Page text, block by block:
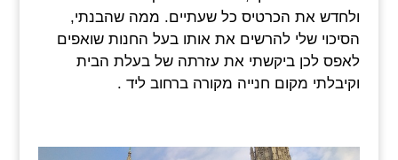
ולחדש את הכרטיס כל שעתיים. ממה שהבנתי,
הסיכוי שלי להרשים את אותו בעל החנות שואפים
לאפס לכן ביקשתי את עזרתה של בעלת הבית
וקיבלתי מקום חנייה מקורה ברחוב ליד .